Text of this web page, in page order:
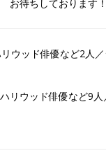
お待ちしております！
ウッド俳優など2人
リウッド俳優など9人